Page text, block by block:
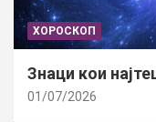
ХОРОСКОП
Знаци кои
01/07/2026